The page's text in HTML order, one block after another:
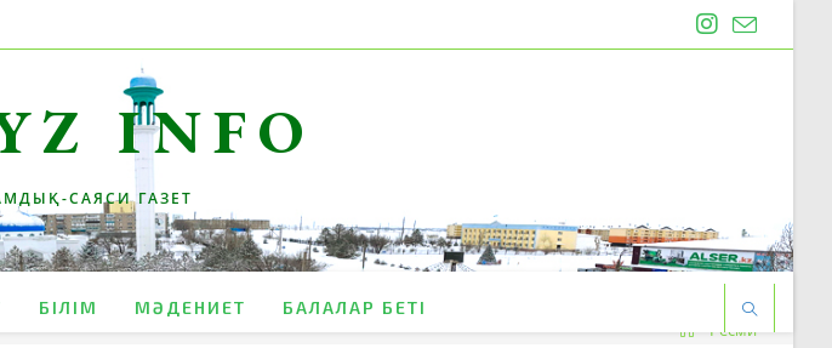
INFO
САЯСИ ГАЗЕТ
БІЛІМ МӘДЕНИЕТ БАЛАЛАР БЕТІ
Ресми